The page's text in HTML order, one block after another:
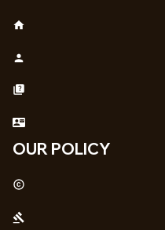
OUR POLICY